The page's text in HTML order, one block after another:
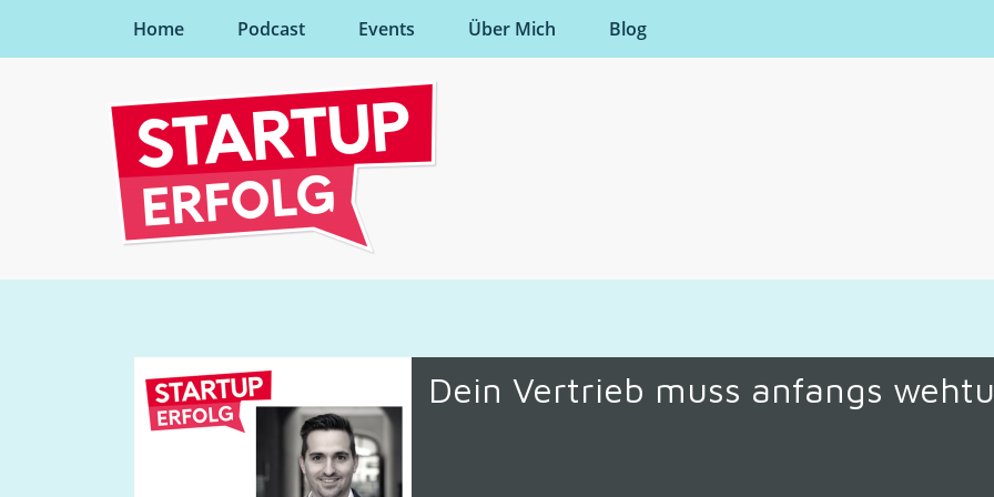
Home Podcast Events Über Mich Blog
Dein Vertrieb muss anfangs